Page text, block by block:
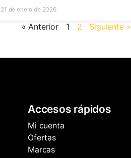
21 de enero de 2026
« Anterior 1 2 Siguiente »
Accesos rápidos
Mi cuenta
Ofertas
Marcas